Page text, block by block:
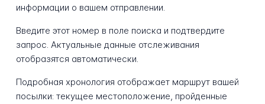
информации о вашем отправлении.
Введите этот номер в поле поиска и подтвердите
запрос. Актуальные данные отслеживания
отобразятся автоматически.
Подробная хронология отображает маршрут вашей
посылки: текущее местоположение, пройденные